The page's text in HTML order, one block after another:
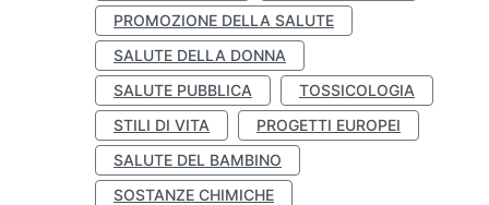
PROMOZIONE DELLA SALUTE
SALUTE DELLA DONNA
SALUTE PUBBLICA
TOSSICOLOGIA
STILI DI VITA
PROGETTI EUROPEI
SALUTE DEL BAMBINO
SOSTANZE CHIMICHE